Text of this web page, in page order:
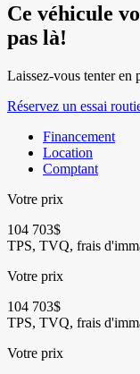
Ce véhicule
pas là!
Laissez-vous tenter en
Réservez un essai
Financement
Location
Comptant
Votre prix
104 703$
TPS, TVQ, frais
Votre prix
104 703$
TPS, TVQ, frais
Votre prix